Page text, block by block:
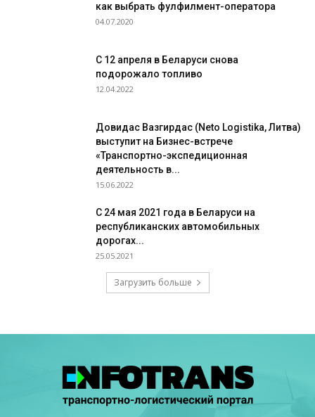
как выбрать фулфилмент-оператора
04.07.2020
С 12 апреля в Беларуси снова
подорожало топливо
12.04.2022
Довидас Вазгирдас (Neto Logistika, Литва)
выступит на Бизнес-встрече
«Транспортно-экспедиционная
деятельность в...
15.06.2022
С 24 мая 2021 года в Беларуси на
республиканских автомобильных
дорогах...
25.05.2021
Загрузить больше